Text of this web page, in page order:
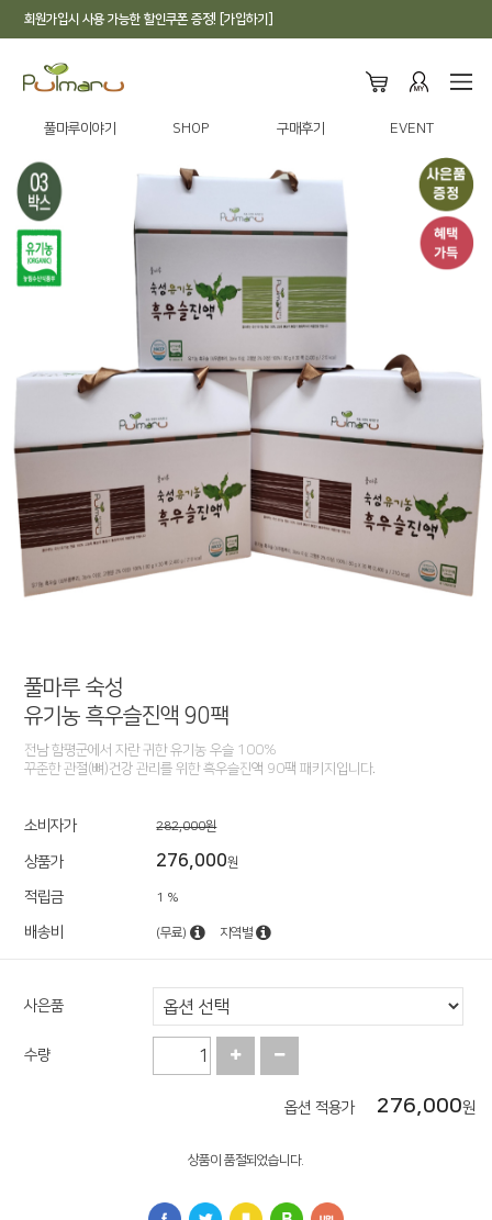
회원가입시 사용 가능한 할인쿠폰 증정! [가입하기]
풀마루이야기 SHOP 구매후기 EVENT
풀마루 숙성
유기농 흑우슬진액 90팩
전남 함평군에서 자란 귀한 유기농 우슬 100%
꾸준한 관절(뼈)건강 관리를 위한 흑우슬진액 90팩 패키지입니다.
소비자가 282,000원
상품가 276,000원
적립금 1 %
배송비 (무료) 지역별
사은품
수량
옵션 적용가 276,000원
상품이 품절되었습니다.